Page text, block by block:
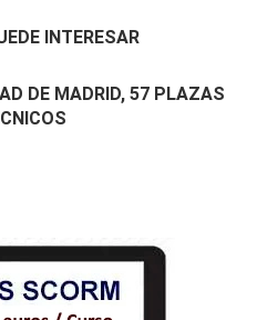
INTERESAR
DE MADRID, 57 PLAZAS